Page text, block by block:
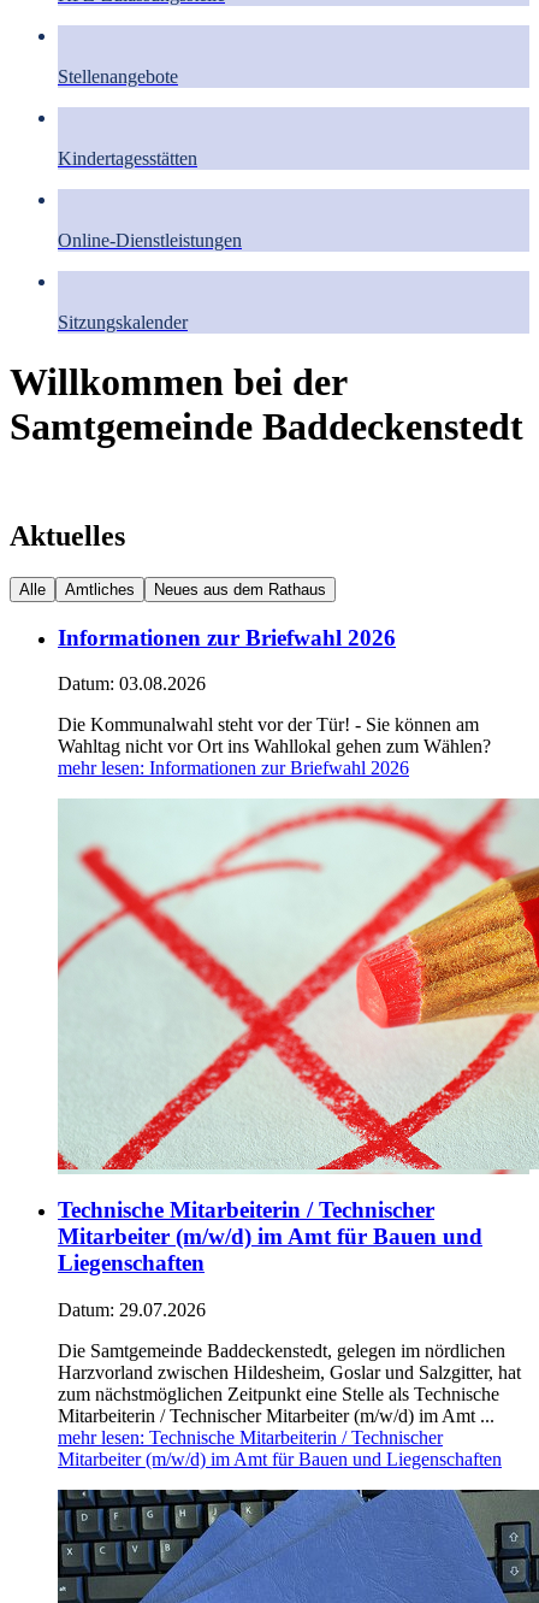
Stellenangebote
Kindertagesstätten
Online-Dienstleistungen
Sitzungskalender
Willkommen bei der
Samtgemeinde Baddeckenstedt
Aktuelles
Alle Amtliches Neues aus dem Rathaus
Informationen zur Briefwahl 2026
Datum: 03.08.2026
Die Kommunalwahl steht vor der Tür! - Sie können am
Wahltag nicht vor Ort ins Wahllokal gehen zum Wählen?
mehr lesen: Informationen zur Briefwahl 2026
Technische Mitarbeiterin / Technischer
Mitarbeiter (m/w/d) im Amt für Bauen und
Liegenschaften
Datum: 29.07.2026
Die Samtgemeinde Baddeckenstedt, gelegen im nördlichen
Harzvorland zwischen Hildesheim, Goslar und Salzgitter, hat
zum nächstmöglichen Zeitpunkt eine Stelle als Technische
Mitarbeiterin / Technischer Mitarbeiter (m/w/d) im Amt ...
mehr lesen: Technische Mitarbeiterin / Technischer
Mitarbeiter (m/w/d) im Amt für Bauen und Liegenschaften